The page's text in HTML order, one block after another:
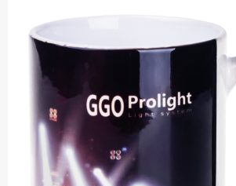
Lunchboxen
Fruitwaterflessen
Bekende merken
Heupflessen